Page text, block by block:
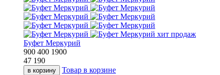
хит продаж
Буфет Меркурий
900 400 1900
47 190
в корзину Товар в корзине